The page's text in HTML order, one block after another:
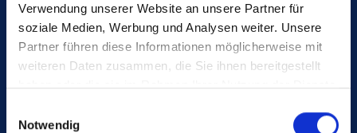
Verwendung unserer Website an unsere Partner für
soziale Medien, Werbung und Analysen weiter. Unsere
Partner führen diese Informationen möglicherweise mit
weiteren Daten zusammen, die Sie ihnen bereitgestellt
haben oder die sie im Rahmen Ihrer Nutzung der Dienste
Notwendig
Bakumer Str. 73
49393 Lohne
Deutschland